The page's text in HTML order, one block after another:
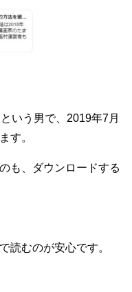
いう男で、2019年7月
す。
も、ダウンロードする
読むのが安心です。